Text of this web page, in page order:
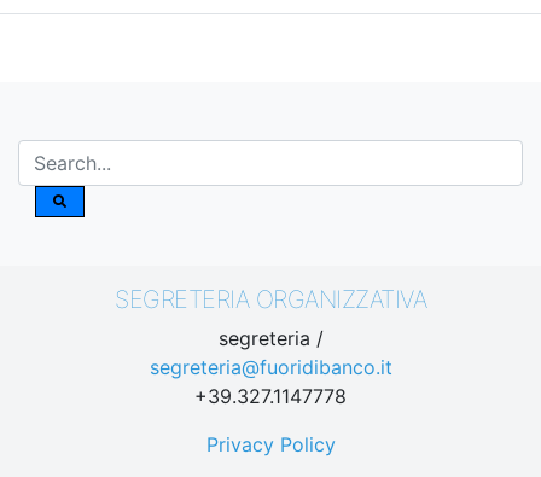
SEGRETERIA ORGANIZZATIVA
segreteria /
segreteria@fuoridibanco.it
+39.327.1147778
Privacy Policy